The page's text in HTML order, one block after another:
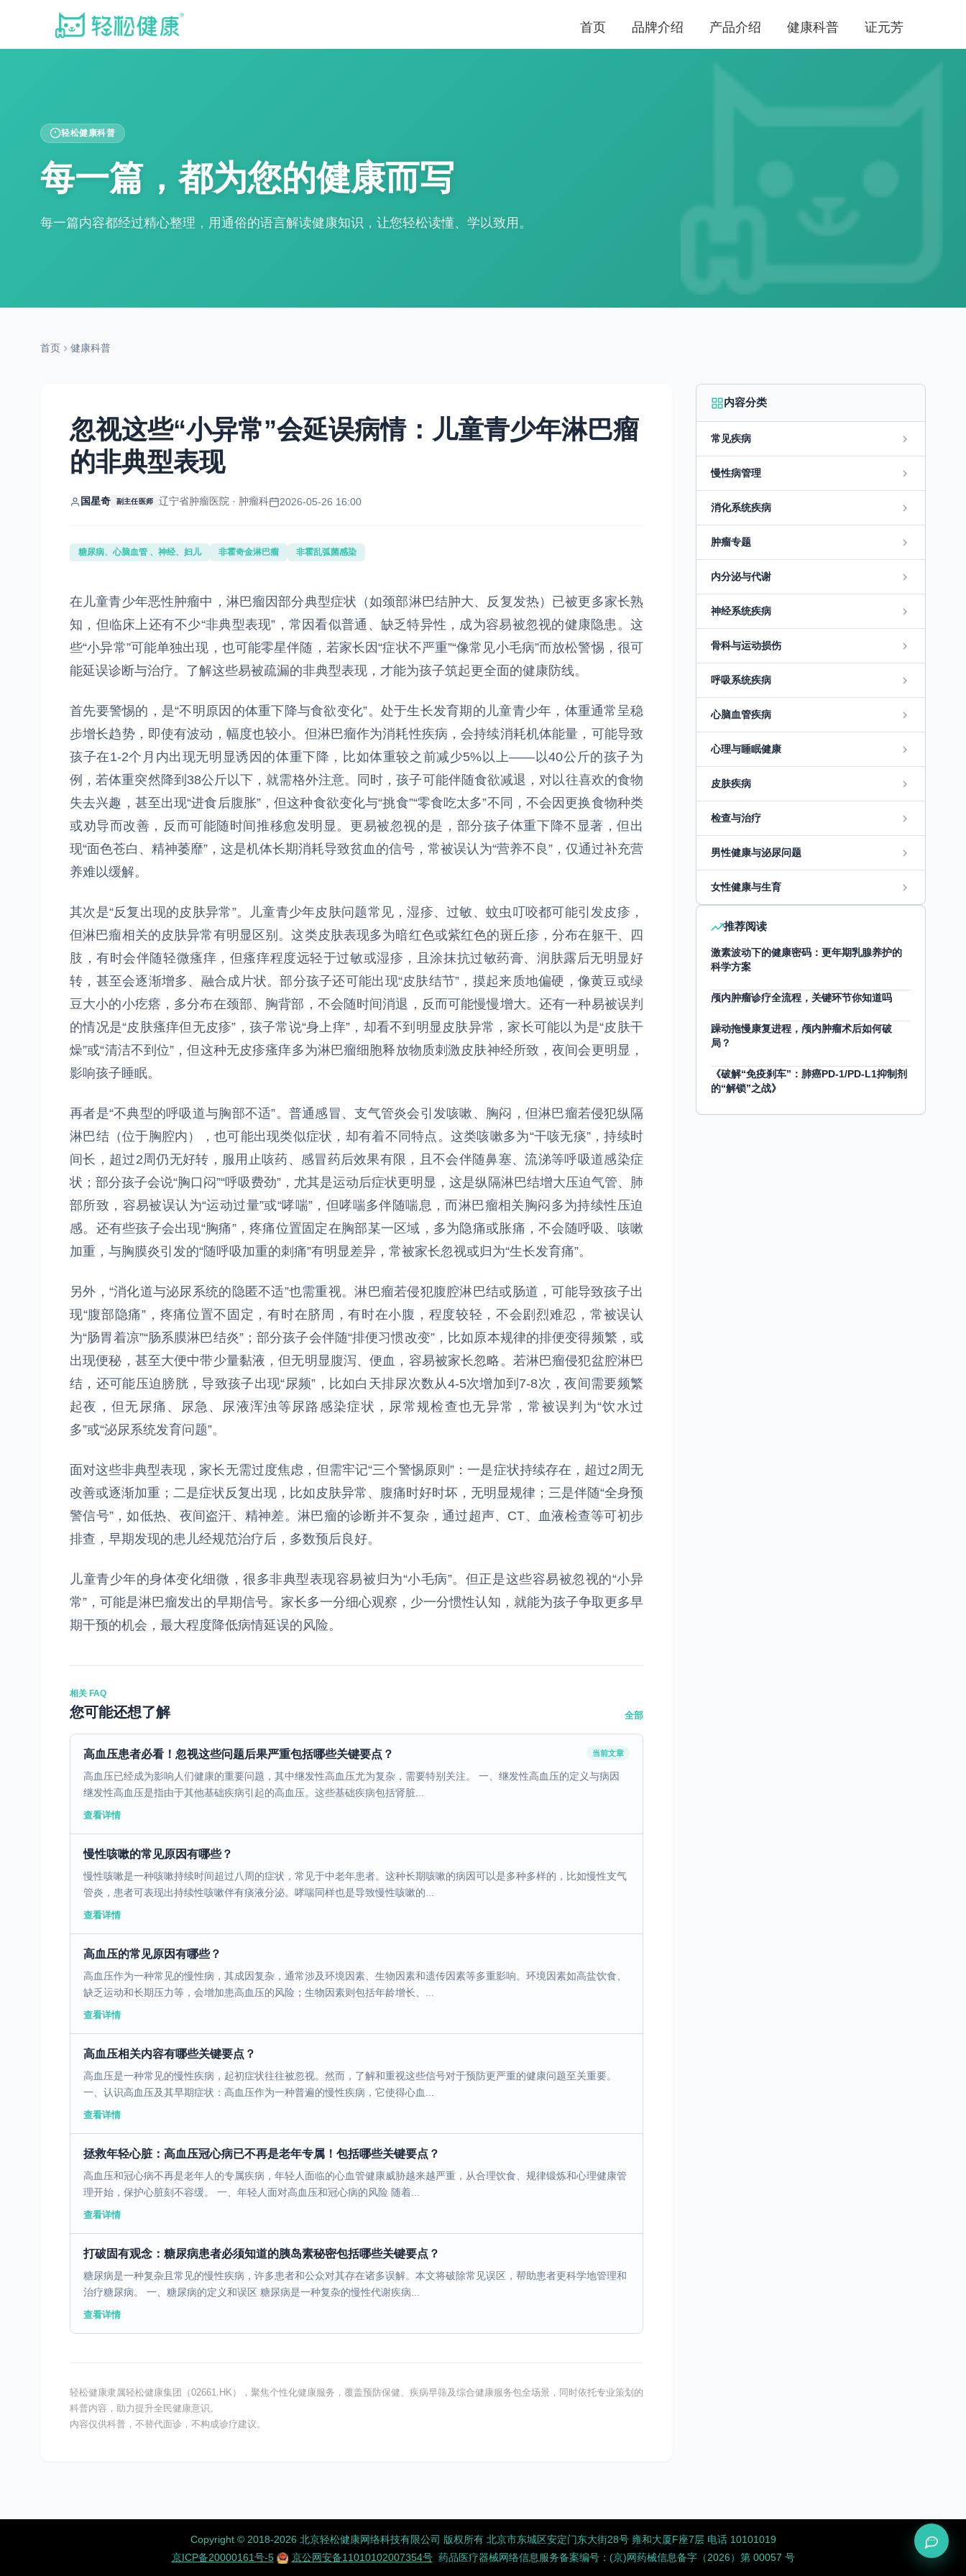
首页 品牌介绍 产品介绍 健康科普 证元芳
轻松健康科普
每一篇，都为您的健康而写
每一篇内容都经过精心整理，用通俗的语言解读健康知识，让您轻松读懂、学以致用。
首页 健康科普
忽视这些“小异常”会延误病情：儿童青少年淋巴瘤
的非典型表现
国星奇 副主任医师 辽宁省肿瘤医院 · 肿瘤科 2026-05-26 16:00
糖尿病、心脑血管 、神经、妇儿 非霍奇金淋巴瘤 非霍乱弧菌感染
在儿童青少年恶性肿瘤中，淋巴瘤因部分典型症状（如颈部淋巴结肿大、反复发热）已被更多家长熟
知，但临床上还有不少“非典型表现”，常因看似普通、缺乏特异性，成为容易被忽视的健康隐患。这
些“小异常”可能单独出现，也可能零星伴随，若家长因“症状不严重”“像常见小毛病”而放松警惕，很可
能延误诊断与治疗。了解这些易被疏漏的非典型表现，才能为孩子筑起更全面的健康防线。
首先要警惕的，是“不明原因的体重下降与食欲变化”。处于生长发育期的儿童青少年，体重通常呈稳
步增长趋势，即使有波动，幅度也较小。但淋巴瘤作为消耗性疾病，会持续消耗机体能量，可能导致
孩子在1-2个月内出现无明显诱因的体重下降，比如体重较之前减少5%以上——以40公斤的孩子为
例，若体重突然降到38公斤以下，就需格外注意。同时，孩子可能伴随食欲减退，对以往喜欢的食物
失去兴趣，甚至出现“进食后腹胀”，但这种食欲变化与“挑食”“零食吃太多”不同，不会因更换食物种类
或劝导而改善，反而可能随时间推移愈发明显。更易被忽视的是，部分孩子体重下降不显著，但出
现“面色苍白、精神萎靡”，这是机体长期消耗导致贫血的信号，常被误认为“营养不良”，仅通过补充营
养难以缓解。
其次是“反复出现的皮肤异常”。儿童青少年皮肤问题常见，湿疹、过敏、蚊虫叮咬都可能引发皮疹，
但淋巴瘤相关的皮肤异常有明显区别。这类皮肤表现多为暗红色或紫红色的斑丘疹，分布在躯干、四
肢，有时会伴随轻微瘙痒，但瘙痒程度远轻于过敏或湿疹，且涂抹抗过敏药膏、润肤露后无明显好
转，甚至会逐渐增多、融合成片状。部分孩子还可能出现“皮肤结节”，摸起来质地偏硬，像黄豆或绿
豆大小的小疙瘩，多分布在颈部、胸背部，不会随时间消退，反而可能慢慢增大。还有一种易被误判
的情况是“皮肤瘙痒但无皮疹”，孩子常说“身上痒”，却看不到明显皮肤异常，家长可能以为是“皮肤干
燥”或“清洁不到位”，但这种无皮疹瘙痒多为淋巴瘤细胞释放物质刺激皮肤神经所致，夜间会更明显，
影响孩子睡眠。
再者是“不典型的呼吸道与胸部不适”。普通感冒、支气管炎会引发咳嗽、胸闷，但淋巴瘤若侵犯纵隔
淋巴结（位于胸腔内），也可能出现类似症状，却有着不同特点。这类咳嗽多为“干咳无痰”，持续时
间长，超过2周仍无好转，服用止咳药、感冒药后效果有限，且不会伴随鼻塞、流涕等呼吸道感染症
状；部分孩子会说“胸口闷”“呼吸费劲”，尤其是运动后症状更明显，这是纵隔淋巴结增大压迫气管、肺
部所致，容易被误认为“运动过量”或“哮喘”，但哮喘多伴随喘息，而淋巴瘤相关胸闷多为持续性压迫
感。还有些孩子会出现“胸痛”，疼痛位置固定在胸部某一区域，多为隐痛或胀痛，不会随呼吸、咳嗽
加重，与胸膜炎引发的“随呼吸加重的刺痛”有明显差异，常被家长忽视或归为“生长发育痛”。
另外，“消化道与泌尿系统的隐匿不适”也需重视。淋巴瘤若侵犯腹腔淋巴结或肠道，可能导致孩子出
现“腹部隐痛”，疼痛位置不固定，有时在脐周，有时在小腹，程度较轻，不会剧烈难忍，常被误认
为“肠胃着凉”“肠系膜淋巴结炎”；部分孩子会伴随“排便习惯改变”，比如原本规律的排便变得频繁，或
出现便秘，甚至大便中带少量黏液，但无明显腹泻、便血，容易被家长忽略。若淋巴瘤侵犯盆腔淋巴
结，还可能压迫膀胱，导致孩子出现“尿频”，比如白天排尿次数从4-5次增加到7-8次，夜间需要频繁
起夜，但无尿痛、尿急、尿液浑浊等尿路感染症状，尿常规检查也无异常，常被误判为“饮水过
多”或“泌尿系统发育问题”。
面对这些非典型表现，家长无需过度焦虑，但需牢记“三个警惕原则”：一是症状持续存在，超过2周无
改善或逐渐加重；二是症状反复出现，比如皮肤异常、腹痛时好时坏，无明显规律；三是伴随“全身预
警信号”，如低热、夜间盗汗、精神差。淋巴瘤的诊断并不复杂，通过超声、CT、血液检查等可初步
排查，早期发现的患儿经规范治疗后，多数预后良好。
儿童青少年的身体变化细微，很多非典型表现容易被归为“小毛病”。但正是这些容易被忽视的“小异
常”，可能是淋巴瘤发出的早期信号。家长多一分细心观察，少一分惯性认知，就能为孩子争取更多早
期干预的机会，最大程度降低病情延误的风险。
相关 FAQ
您可能还想了解 全部
高血压患者必看！忽视这些问题后果严重包括哪些关键要点？ 当前文章
高血压已经成为影响人们健康的重要问题，其中继发性高血压尤为复杂，需要特别关注。 一、继发性高血压的定义与病因
继发性高血压是指由于其他基础疾病引起的高血压。这些基础疾病包括肾脏...
查看详情
慢性咳嗽的常见原因有哪些？
慢性咳嗽是一种咳嗽持续时间超过八周的症状，常见于中老年患者。这种长期咳嗽的病因可以是多种多样的，比如慢性支气
管炎，患者可表现出持续性咳嗽伴有痰液分泌。哮喘同样也是导致慢性咳嗽的...
查看详情
高血压的常见原因有哪些？
高血压作为一种常见的慢性病，其成因复杂，通常涉及环境因素、生物因素和遗传因素等多重影响。环境因素如高盐饮食、
缺乏运动和长期压力等，会增加患高血压的风险；生物因素则包括年龄增长、...
查看详情
高血压相关内容有哪些关键要点？
高血压是一种常见的慢性疾病，起初症状往往被忽视。然而，了解和重视这些信号对于预防更严重的健康问题至关重要。
一、认识高血压及其早期症状：高血压作为一种普遍的慢性疾病，它使得心血...
查看详情
拯救年轻心脏：高血压冠心病已不再是老年专属！包括哪些关键要点？
高血压和冠心病不再是老年人的专属疾病，年轻人面临的心血管健康威胁越来越严重，从合理饮食、规律锻炼和心理健康管
理开始，保护心脏刻不容缓。 一、年轻人面对高血压和冠心病的风险 随着...
查看详情
打破固有观念：糖尿病患者必须知道的胰岛素秘密包括哪些关键要点？
糖尿病是一种复杂且常见的慢性疾病，许多患者和公众对其存在诸多误解。本文将破除常见误区，帮助患者更科学地管理和
治疗糖尿病。 一、糖尿病的定义和误区 糖尿病是一种复杂的慢性代谢疾病...
查看详情
轻松健康隶属轻松健康集团（02661.HK），聚焦个性化健康服务，覆盖预防保健、疾病早筛及综合健康服务包全场景，同时依托专业策划的
科普内容，助力提升全民健康意识。
内容仅供科普，不替代面诊，不构成诊疗建议。
内容分类
常见疾病
慢性病管理
消化系统疾病
肿瘤专题
内分泌与代谢
神经系统疾病
骨科与运动损伤
呼吸系统疾病
心脑血管疾病
心理与睡眠健康
皮肤疾病
检查与治疗
男性健康与泌尿问题
女性健康与生育
推荐阅读
激素波动下的健康密码：更年期乳腺养护的
科学方案
颅内肿瘤诊疗全流程，关键环节你知道吗
躁动拖慢康复进程，颅内肿瘤术后如何破
局？
《破解“免疫刹车”：肺癌PD-1/PD-L1抑制剂
的“解锁”之战》
Copyright ©️ 2018-2026 北京轻松健康网络科技有限公司 版权所有 北京市东城区安定门东大街28号 雍和大厦F座7层 电话 10101019
京ICP备20000161号-5
京公网安备11010102007354号药品医疗器械网络信息服务备案编号：(京)网药械信息备字（2026）第 00057 号